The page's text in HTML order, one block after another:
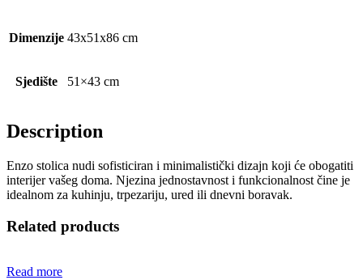
Dimenzije 43x51x86 cm
Sjedište 51×43 cm
Description
Enzo stolica nudi sofisticiran i minimalistički dizajn koji će obogatiti
interijer vašeg doma. Njezina jednostavnost i funkcionalnost čine je
idealnom za kuhinju, trpezariju, ured ili dnevni boravak.
Related products
Read more